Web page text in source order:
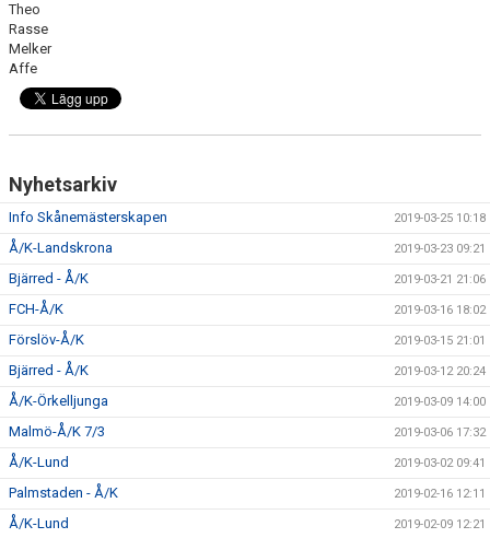
Theo
Rasse
Melker
Affe
Nyhetsarkiv
Info Skånemästerskapen 2019-03-25 10:18
Å/K-Landskrona 2019-03-23 09:21
Bjärred - Å/K 2019-03-21 21:06
FCH-Å/K 2019-03-16 18:02
Förslöv-Å/K 2019-03-15 21:01
Bjärred - Å/K 2019-03-12 20:24
Å/K-Örkelljunga 2019-03-09 14:00
Malmö-Å/K 7/3 2019-03-06 17:32
Å/K-Lund 2019-03-02 09:41
Palmstaden - Å/K 2019-02-16 12:11
Å/K-Lund 2019-02-09 12:21